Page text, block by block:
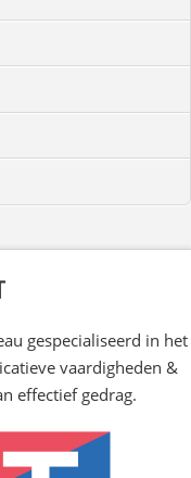
gespecialiseerd in het
vaardigheden &
effectief gedrag.